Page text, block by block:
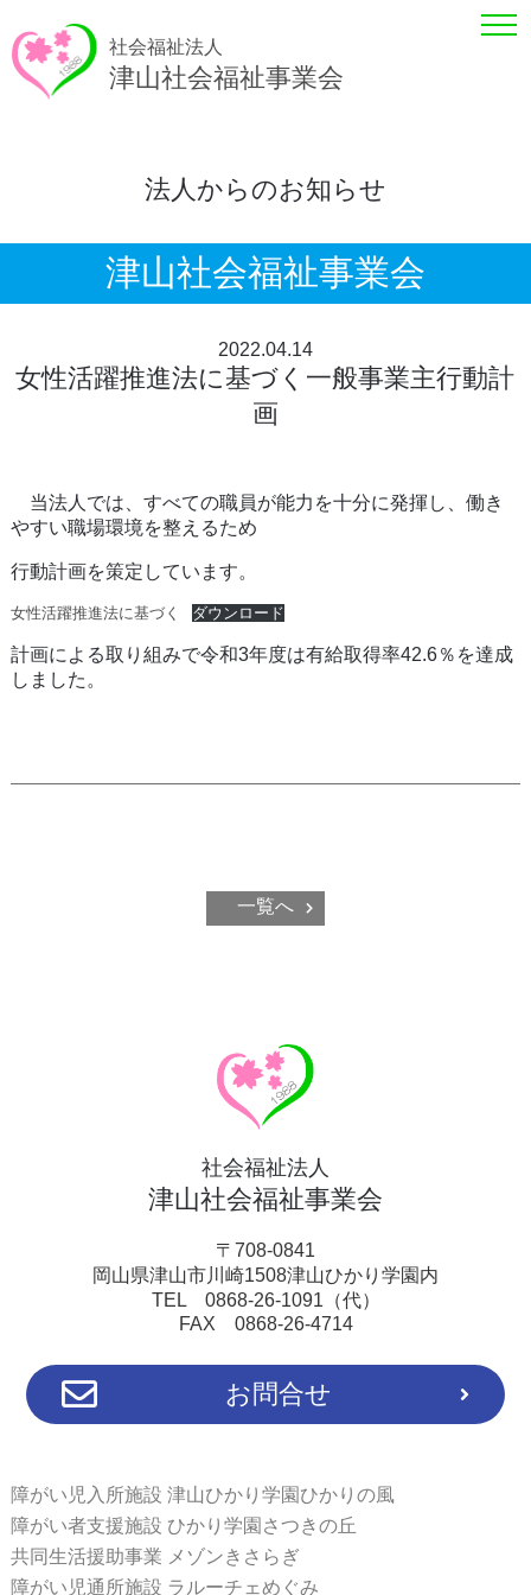
社会福祉法人
津山社会福祉事業会
法人からのお知らせ
津山社会福祉事業会
2022.04.14
女性活躍推進法に基づく一般事業主行動計
画
当法人では、すべての職員が能力を十分に発揮し、働き
やすい職場環境を整えるため
行動計画を策定しています。
女性活躍推進法に基づく ダウンロード
計画による取り組みで令和3年度は有給取得率42.6％を達成
しました。
一覧へ
社会福祉法人
津山社会福祉事業会
〒708-0841
岡山県津山市川崎1508津山ひかり学園内
TEL 0868-26-1091（代）
FAX 0868-26-4714
お問合せ
障がい児入所施設 津山ひかり学園ひかりの風
障がい者支援施設 ひかり学園さつきの丘
共同生活援助事業 メゾンきさらぎ
障がい児通所施設 ラルーチェめぐみ